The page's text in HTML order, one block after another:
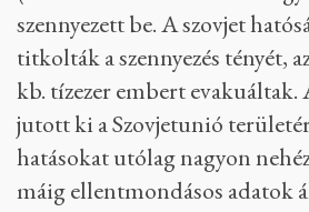
bekövetkezett a kistimi
szeptember 29-én egy, az
gyártásához alkalmazott
melléktermékeként létrejött,
feldolgozott radioaktív
tartályban robbanás